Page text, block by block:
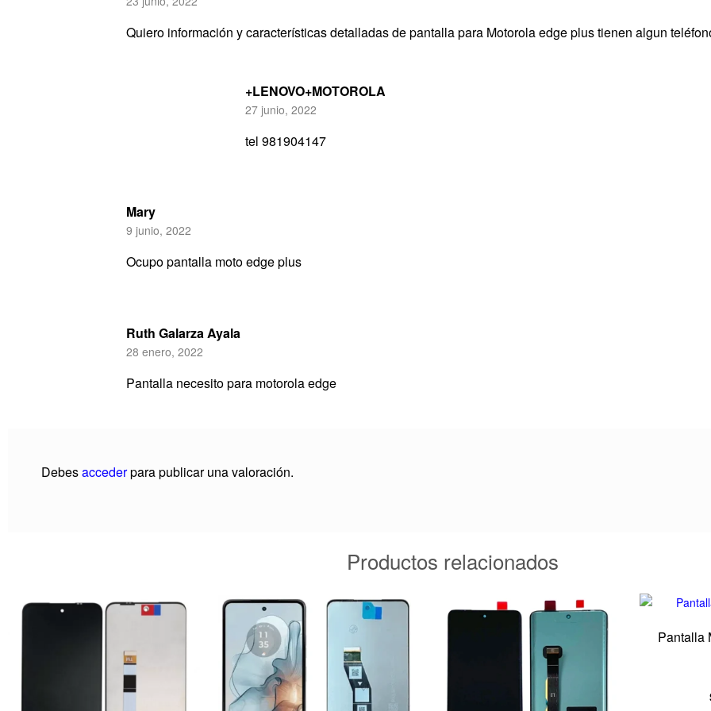
Quiero información y características detalladas de pantalla para Motorola edge plus tienen algun
+LENOVO+MOTOROLA
27 junio, 2022
tel 981904147
Mary
9 junio, 2022
Ocupo pantalla moto edge plus
Ruth Galarza Ayala
28 enero, 2022
Pantalla necesito para motorola edge
Debesaccederpara publicar una valoración.
Productos relacionados
Pantalla